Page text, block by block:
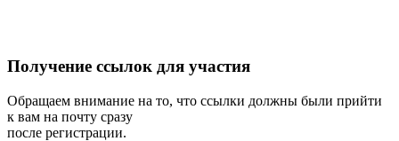
Получение ссылок для участия
Обращаем внимание на то, что ссылки должны были прийти
к вам на почту сразу
после регистрации.